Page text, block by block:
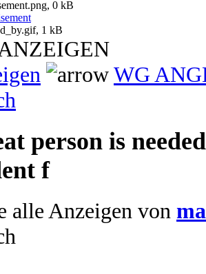
WG
person is
f
alle Anzeigen von